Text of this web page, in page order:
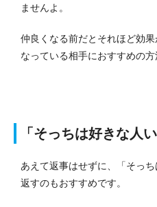
ませんよ。
仲良くなる前だとそれほど効
なっている相手におすすめの方
「そっちは好きな人
あえて返事はせずに、「そっ
返すのもおすすめです。